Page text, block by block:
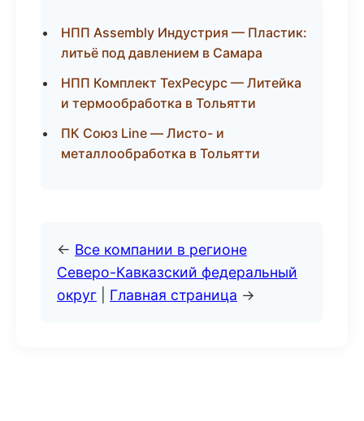
НПП Assembly Индустрия — Пластик:
литьё под давлением в Самара
НПП Комплект ТехРесурс — Литейка
и термообработка в Тольятти
ПК Союз Line — Листо- и
металлообработка в Тольятти
← Все компании в регионе
Северо-Кавказский федеральный
округ
Главная страница →